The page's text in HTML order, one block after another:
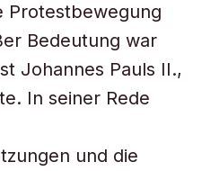
Protestbewegung
Bedeutung war
Johannes Pauls II.,
In seiner Rede
und die